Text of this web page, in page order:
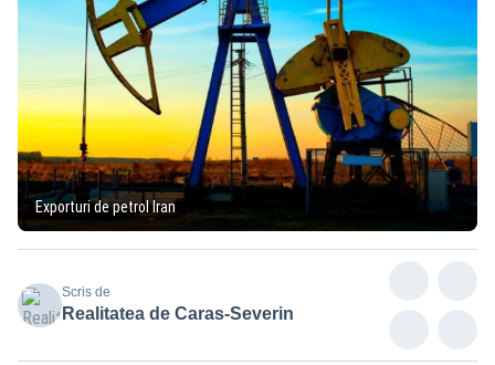
Exporturi de petrol Iran
Scris de
Realitatea de Caras-Severin